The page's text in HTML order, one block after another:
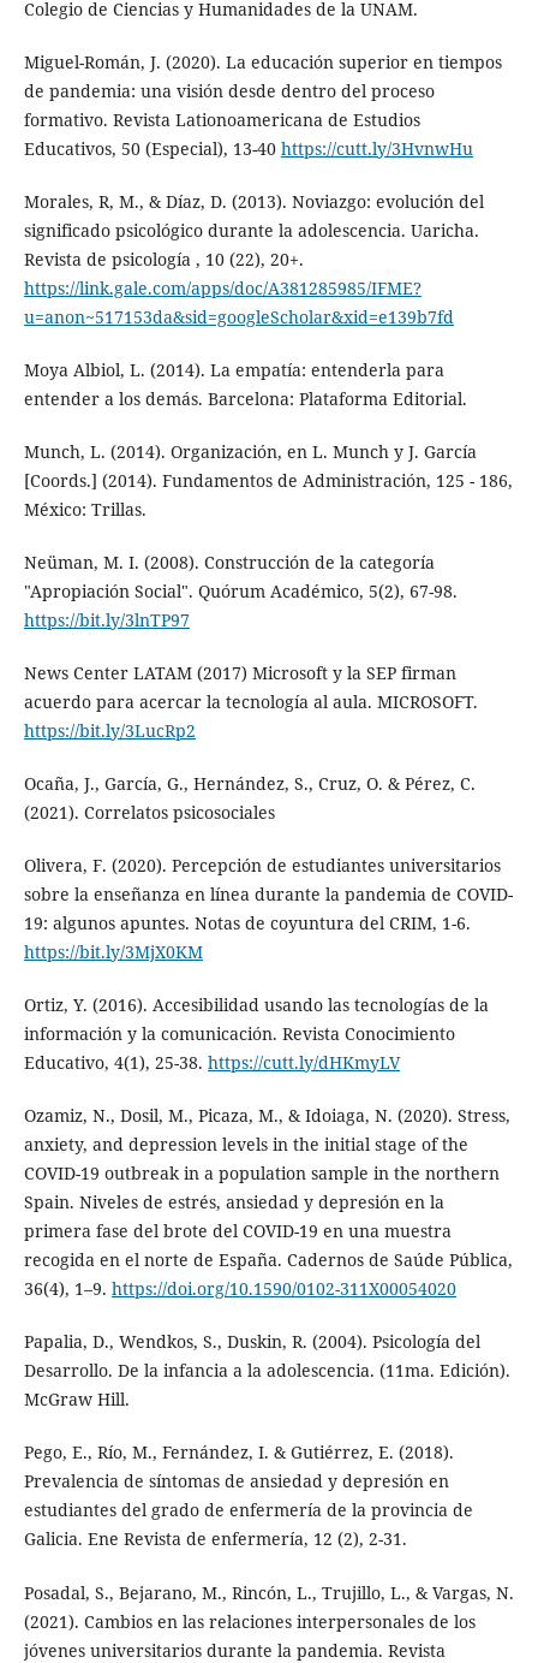
Colegio de Ciencias y Humanidades de la UNAM.
Miguel-Román, J. (2020). La educación superior en tiempos
de pandemia: una visión desde dentro del proceso
formativo. Revista Lationoamericana de Estudios
Educativos, 50 (Especial), 13-40 https://cutt.ly/3HvnwHu
Morales, R, M., & Díaz, D. (2013). Noviazgo: evolución del
significado psicológico durante la adolescencia. Uaricha.
Revista de psicología , 10 (22), 20+.
https://link.gale.com/apps/doc/A381285985/IFME?
u=anon~517153da&sid=googleScholar&xid=e139b7fd
Moya Albiol, L. (2014). La empatía: entenderla para
entender a los demás. Barcelona: Plataforma Editorial.
Munch, L. (2014). Organización, en L. Munch y J. García
[Coords.] (2014). Fundamentos de Administración, 125 - 186,
México: Trillas.
Neüman, M. I. (2008). Construcción de la categoría
"Apropiación Social". Quórum Académico, 5(2), 67-98.
https://bit.ly/3lnTP97
News Center LATAM (2017) Microsoft y la SEP firman
acuerdo para acercar la tecnología al aula. MICROSOFT.
https://bit.ly/3LucRp2
Ocaña, J., García, G., Hernández, S., Cruz, O. & Pérez, C.
(2021). Correlatos psicosociales
Olivera, F. (2020). Percepción de estudiantes universitarios
sobre la enseñanza en línea durante la pandemia de COVID-
19: algunos apuntes. Notas de coyuntura del CRIM, 1-6.
https://bit.ly/3MjX0KM
Ortiz, Y. (2016). Accesibilidad usando las tecnologías de la
información y la comunicación. Revista Conocimiento
Educativo, 4(1), 25-38. https://cutt.ly/dHKmyLV
Ozamiz, N., Dosil, M., Picaza, M., & Idoiaga, N. (2020). Stress,
anxiety, and depression levels in the initial stage of the
COVID-19 outbreak in a population sample in the northern
Spain. Niveles de estrés, ansiedad y depresión en la
primera fase del brote del COVID-19 en una muestra
recogida en el norte de España. Cadernos de Saúde Pública,
36(4), 1–9. https://doi.org/10.1590/0102-311X00054020
Papalia, D., Wendkos, S., Duskin, R. (2004). Psicología del
Desarrollo. De la infancia a la adolescencia. (11ma. Edición).
McGraw Hill.
Pego, E., Río, M., Fernández, I. & Gutiérrez, E. (2018).
Prevalencia de síntomas de ansiedad y depresión en
estudiantes del grado de enfermería de la provincia de
Galicia. Ene Revista de enfermería, 12 (2), 2-31.
Posadal, S., Bejarano, M., Rincón, L., Trujillo, L., & Vargas, N.
(2021). Cambios en las relaciones interpersonales de los
jóvenes universitarios durante la pandemia. Revista